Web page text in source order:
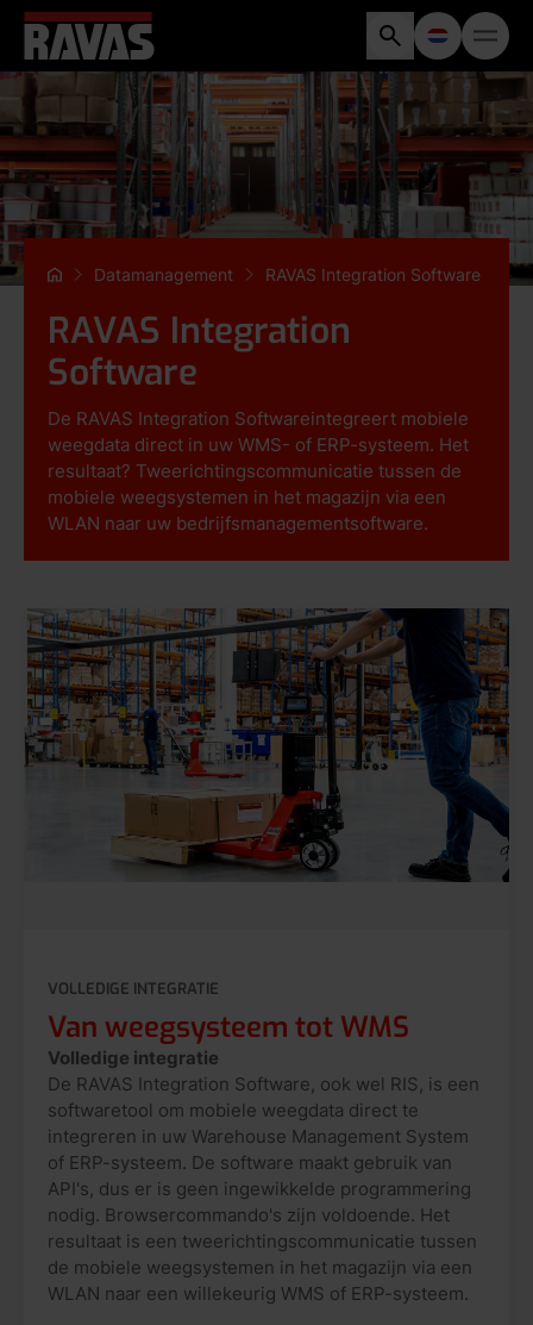
Datamanagement RAVAS Integration Software
RAVAS Integration
Software
De RAVAS Integration Softwareintegreert mobiele
weegdata direct in uw WMS- of ERP-systeem. Het
resultaat? Tweerichtingscommunicatie tussen de
mobiele weegsystemen in het magazijn via een
WLAN naar uw bedrijfsmanagementsoftware.
VOLLEDIGE INTEGRATIE
Van weegsysteem tot WMS
Volledige integratie
De RAVAS Integration Software, ook wel RIS, is een
softwaretool om mobiele weegdata direct te
integreren in uw Warehouse Management System
of ERP-systeem. De software maakt gebruik van
API's, dus er is geen ingewikkelde programmering
nodig. Browsercommando's zijn voldoende. Het
resultaat is een tweerichtingscommunicatie tussen
de mobiele weegsystemen in het magazijn via een
WLAN naar een willekeurig WMS of ERP-systeem.